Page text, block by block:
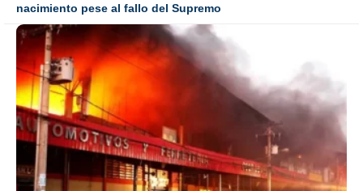
nacimiento pese al fallo del Supremo